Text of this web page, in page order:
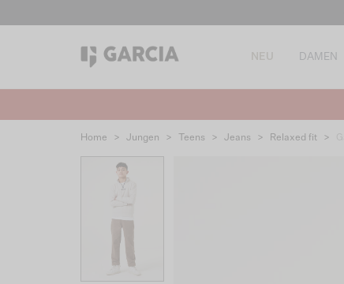
NEU DAMEN
Home > Jungen > Teens > Jeans > Relaxed fit >